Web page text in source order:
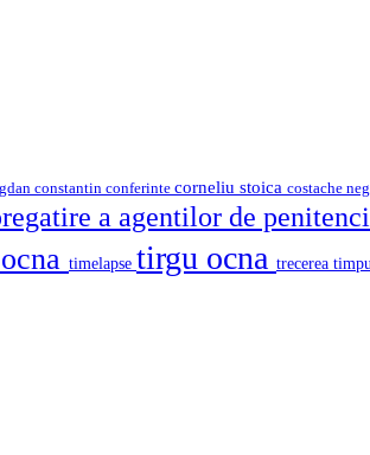
constantin conferinte corneliu stoica costache
a agentilor de
timelapse tirgu ocna trecerea